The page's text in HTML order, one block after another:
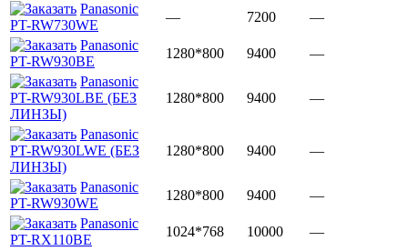
Panasonic
PT-RW730WE
— 7200
—
Panasonic
PT-RW930BE
1280*800 9400
—
Panasonic
PT-RW930LBE (БЕЗ
ЛИНЗЫ)
1280*800 9400 —
Panasonic
PT-RW930LWE (БЕЗ
ЛИНЗЫ)
1280*800 9400 —
Panasonic
PT-RW930WE
1280*800 9400
—
Panasonic
PT-RX110BE
1024*768 10000
—